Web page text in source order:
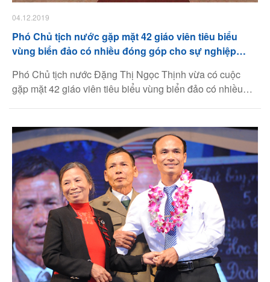
04.12.2019
Phó Chủ tịch nước gặp mặt 42 giáo viên tiêu biểu
vùng biển đảo có nhiều đóng góp cho sự nghiệp
Phó Chủ tịch nước Đặng Thị Ngọc Thịnh vừa có cuộc
gặp mặt 42 giáo viên tiêu biểu vùng biển đảo có nhiều